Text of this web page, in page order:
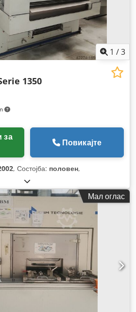
1 /3
1350
Повикајте
, Состојба: половен,
Мал оглас